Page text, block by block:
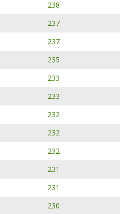
238
237
237
235
233
233
232
232
232
231
231
230